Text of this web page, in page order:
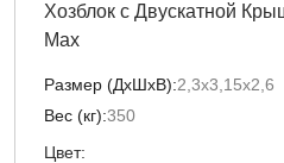
Хозблок с Двускатной
Max
Размер (ДxШxВ):2,3х3,15х2,6
Вес (кг):350
Цвет: